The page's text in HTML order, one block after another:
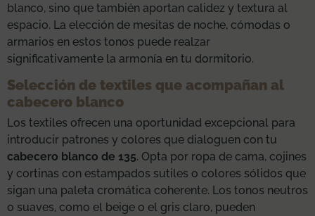
blanco, sino que también aportan calidez y textura al
espacio. La elección de mesitas de noche, cómodas o
armarios en estos tonos puede realzar
significativamente la armonía en tu dormitorio.
Selección de textiles que acompañan al
cabecero blanco
Los textiles ofrecen una oportunidad excepcional para
introducir patrones y colores que dialoguen con tu
cabecero blanco de 135. Opta por ropa de cama, cojines
y cortinas con estampados sutiles o colores sólidos que
sigan una paleta cromática coherente. Los tonos neutros
o suaves, como el beige o el gris claro, pueden